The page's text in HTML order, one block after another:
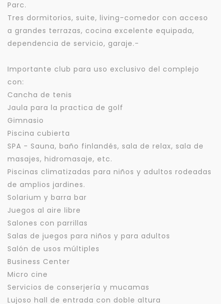
Parc.
Tres dormitorios, suite, living-comedor con acceso
a grandes terrazas, cocina excelente equipada,
dependencia de servicio, garaje.-
Importante club para uso exclusivo del complejo
con:
Cancha de tenis
Jaula para la practica de golf
Gimnasio
Piscina cubierta
SPA - Sauna, baño finlandés, sala de relax, sala de
masajes, hidromasaje, etc.
Piscinas climatizadas para niños y adultos rodeadas
de amplios jardines.
Solarium y barra bar
Juegos al aire libre
Salones con parrillas
Salas de juegos para niños y para adultos
Salón de usos múltiples
Business Center
Micro cine
Servicios de conserjería y mucamas
Lujoso hall de entrada con doble altura